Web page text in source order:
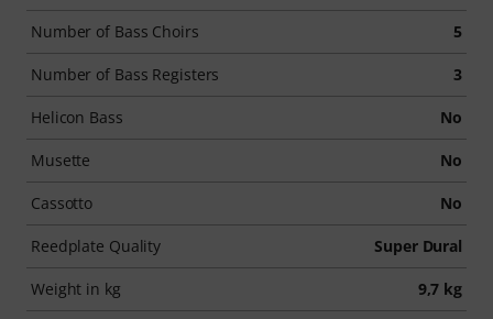
Number of Bass Choirs 5
Number of Bass Registers 3
Helicon Bass No
Musette No
Cassotto No
Reedplate Quality Super Dural
Weight in kg 9,7 kg